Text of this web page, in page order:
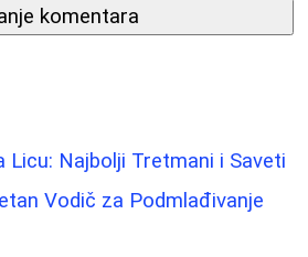
komentara
Licu: Najbolji Tretmani i Saveti
Vodič za Podmlađivanje